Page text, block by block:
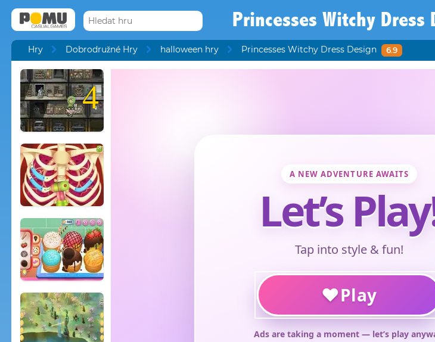
Princesses Witchy Dress
Hry Dobrodružné Hry halloween hry Princesses Witchy Dress Design 6.9
4